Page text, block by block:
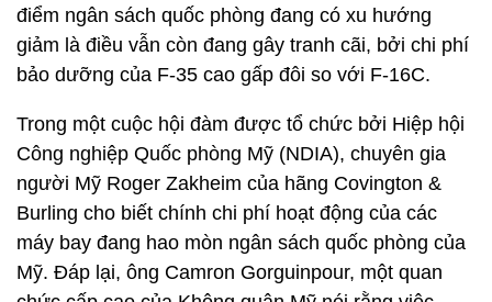
điểm ngân sách quốc phòng đang có xu hướng
giảm là điều vẫn còn đang gây tranh cãi, bởi chi phí
bảo dưỡng của F-35 cao gấp đôi so với F-16C.
Trong một cuộc hội đàm được tổ chức bởi Hiệp hội
Công nghiệp Quốc phòng Mỹ (NDIA), chuyên gia
người Mỹ Roger Zakheim của hãng Covington &
Burling cho biết chính chi phí hoạt động của các
máy bay đang hao mòn ngân sách quốc phòng của
Mỹ. Đáp lại, ông Camron Gorguinpour, một quan